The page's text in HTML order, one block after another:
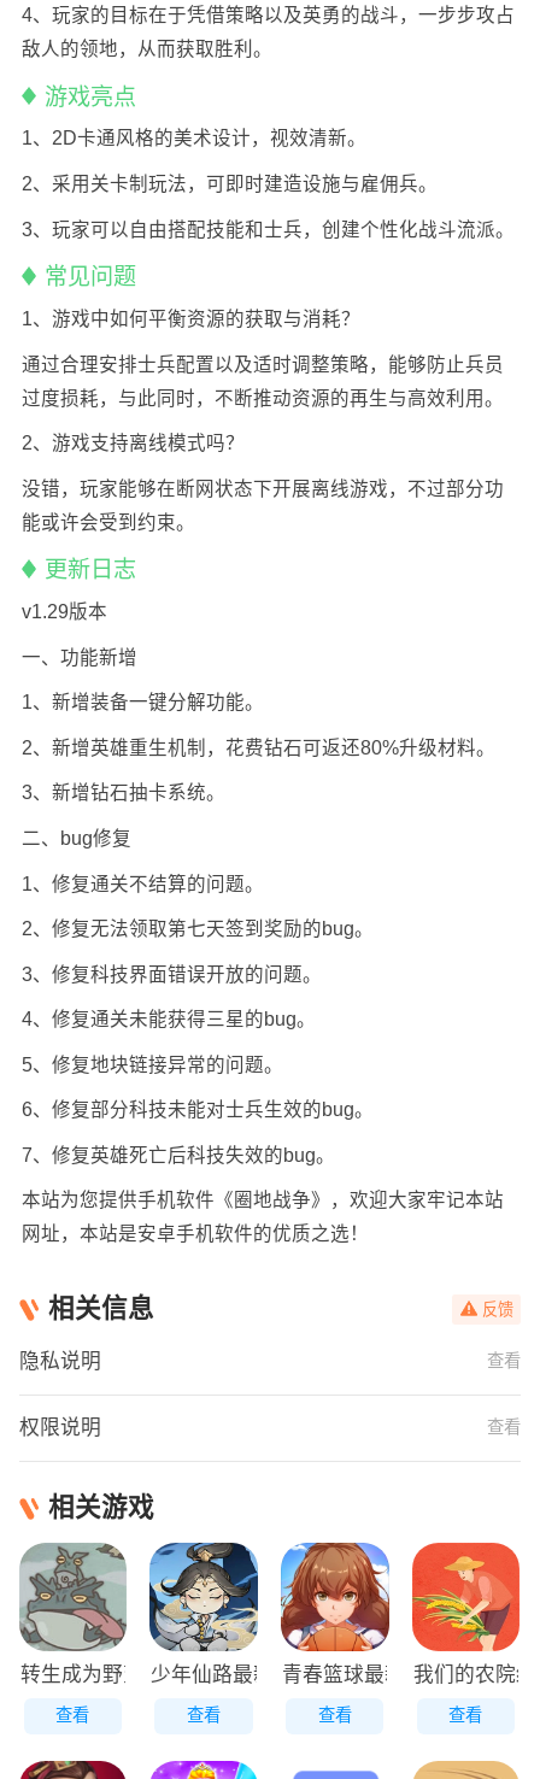
4、玩家的目标在于凭借策略以及英勇的战斗，一步步攻占
敌人的领地，从而获取胜利。
游戏亮点
1、2D卡通风格的美术设计，视效清新。
2、采用关卡制玩法，可即时建造设施与雇佣兵。
3、玩家可以自由搭配技能和士兵，创建个性化战斗流派。
常见问题
1、游戏中如何平衡资源的获取与消耗？
通过合理安排士兵配置以及适时调整策略，能够防止兵员
过度损耗，与此同时，不断推动资源的再生与高效利用。
2、游戏支持离线模式吗？
没错，玩家能够在断网状态下开展离线游戏，不过部分功
能或许会受到约束。
更新日志
v1.29版本
一、功能新增
1、新增装备一键分解功能。
2、新增英雄重生机制，花费钻石可返还80%升级材料。
3、新增钻石抽卡系统。
二、bug修复
1、修复通关不结算的问题。
2、修复无法领取第七天签到奖励的bug。
3、修复科技界面错误开放的问题。
4、修复通关未能获得三星的bug。
5、修复地块链接异常的问题。
6、修复部分科技未能对士兵生效的bug。
7、修复英雄死亡后科技失效的bug。
本站为您提供手机软件《圈地战争》，欢迎大家牢记本站
网址，本站是安卓手机软件的优质之选！
相关信息 反馈
隐私说明 查看
权限说明 查看
相关游戏
转生成为野蛮人正版
查看
少年仙路最新版
查看
青春篮球最新版
查看
我们的农院
查看